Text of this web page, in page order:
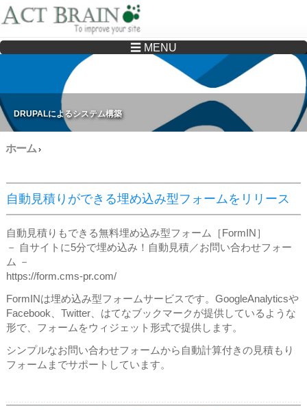
Drupalサイトの制作・保守をどこに頼んでいいか分からない方へ…まずはご相談く
☰ MENU
DRUPALによるシステム構築
ホーム›
自動見積りができる埋め込み型フォームをリリース
自動見積りもできる無料埋め込み型フォーム［FormIN］
－ 自サイトに5分で埋め込み！自動見積／お問い合わせフォー
ム －
https://form.cms-pr.com/
FormINは埋め込み型フォームサービスです。GoogleAnalyticsや
Facebook、Twitter、はてなブックマークが提供しているような
形で、フォームをウィジェット形式で提供します。
シンプルなお問い合わせフォームから自動計算付きの見積もり
フォームまでサポートしています。